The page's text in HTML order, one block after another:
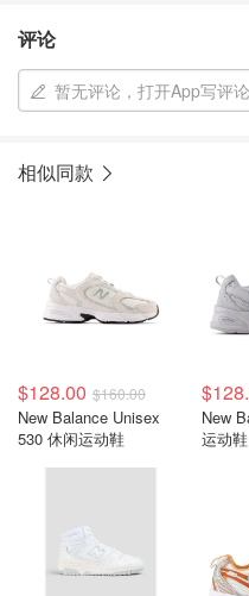
评论
暂无评论，打开App写评论
相似同款
$128.00 $160.00
New Balance Unisex
530 休闲运动鞋
New
运动鞋